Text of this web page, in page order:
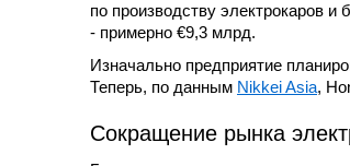
по производству электрокаров
- примерно €9,3 млрд.
Изначально предприятие
Теперь, по данным Nikkei Asia,
Сокращение рынка